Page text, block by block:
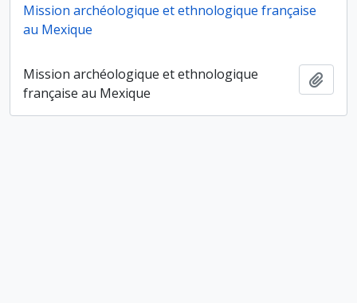
Mission archéologique et ethnologique française
au Mexique
Mission archéologique et ethnologique
française au Mexique